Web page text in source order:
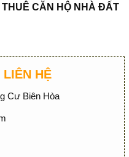
CĂN HỘ NHÀ ĐẤT
LIÊN HỆ
Cư Biên Hòa